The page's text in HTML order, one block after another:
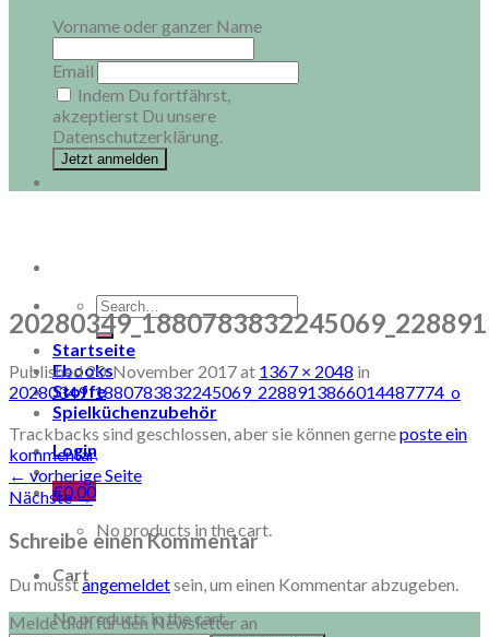
Vorname oder ganzer Name
Email
Indem Du fortfährst,
akzeptierst Du unsere
Datenschutzerklärung.
Search
for:
Startseite
Ebooks
Stoffe
Spielküchenzubehör
Login
€0,00
No products in the cart.
Cart
No products in the cart.
Published20. November 2017at 1367 × 2048 in
20280349_1880783832245069_2288913866014487774_o
Trackbacks sind geschlossen, aber sie können gerneposte ein
kommentar.
← vorherige Seite
Nächste→
Schreibe einen Kommentar
Du musstangemeldetsein, um einen Kommentar abzugeben.
Melde dich für den Newsletter an